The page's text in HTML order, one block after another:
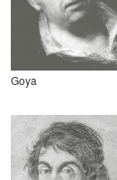
Goya